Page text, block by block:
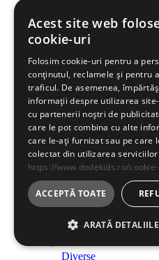
Roboti
Roboti
Creatie
Creatie
Indemanare
Indemanare
Arme
Arme
Parcari / Circuite
Parcari / Circuite
Jucarii rol
Jucarii rol
Diverse
Acest site web
cookie-uri
Folosim cookie-uri pentru a
conținutul, reclamele și pentru
traficul. De asemenea,
informații despre utilizarea
cu partenerii noștri de
care le pot combina cu alte
care le-ați furnizat sau pe care
colectat din utilizarea
https://www.dodekids.ro/
ACCEPTĂ TOATE
ARATĂ DETALIILE